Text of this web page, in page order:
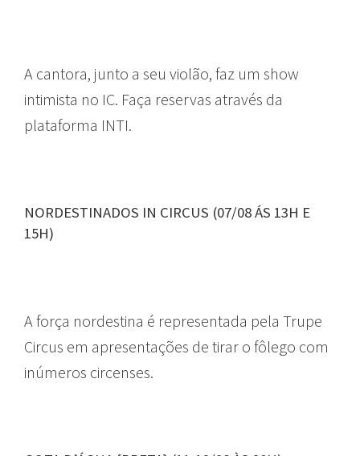
A cantora, junto a seu violão, faz um show
intimista no IC. Faça reservas através da
plataforma INTI.
NORDESTINADOS IN CIRCUS (07/08 ÁS 13H E
15H)
A força nordestina é representada pela Trupe
Circus em apresentações de tirar o fôlego com
inúmeros circenses.